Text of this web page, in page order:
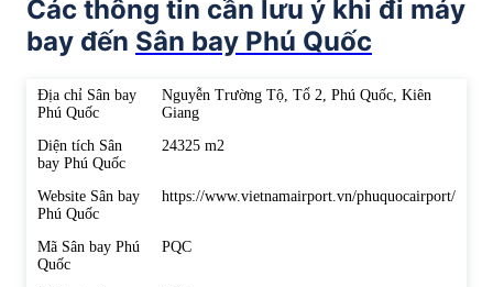
Các thông tin cần lưu ý khi đi máy
bay đến Sân bay Phú Quốc
Địa chỉ Sân bay
Phú Quốc
Nguyễn Trường Tộ, Tổ 2, Phú Quốc, Kiên
Giang
Diện tích Sân
bay Phú Quốc
24325 m2
Website Sân bay
Phú Quốc
https://www.vietnamairport.vn/phuquocairport/
Mã Sân bay Phú
Quốc
PQC